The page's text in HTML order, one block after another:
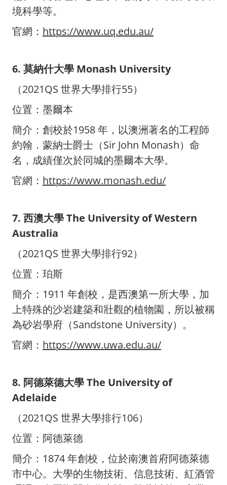
境科學等。
官網： https://www.uq.edu.au/
6. 莫納什大學 Monash University
（2021QS 世界大學排行55）
位置：墨爾本
簡介：創校於1958 年，以澳洲著名的工程師
約翰．蒙納士爵士（Sir John Monash）命
名，成績僅次於同城的墨爾本大學。
官網： https://www.monash.edu/
7. 西澳大學 The University of Western
Australia
（2021QS 世界大學排行92）
位置：珀斯
簡介：1911 年創校，是西澳第一所大學，加
上特殊的沙岩建築和壯觀的植物園，所以被稱
為砂岩學府（Sandstone University）。
官網： https://www.uwa.edu.au/
8. 阿德萊德大學 The University of
Adelaide
（2021QS 世界大學排行106）
位置：阿德萊德
簡介：1874 年創校，位於南澳首府阿德萊德
市中心。大學的生物技術、信息技術、紅酒管